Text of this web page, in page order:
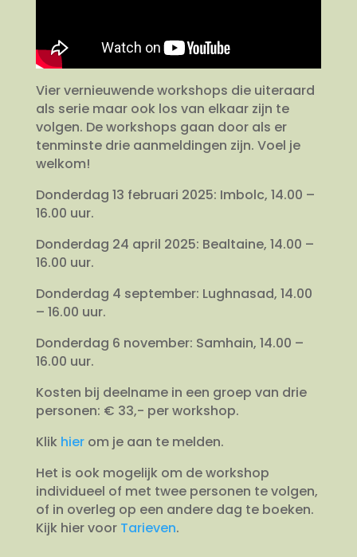
Vier vernieuwende workshops die uiteraard
als serie maar ook los van elkaar zijn te
volgen. De workshops gaan door als er
tenminste drie aanmeldingen zijn. Voel je
welkom!
Donderdag 13 februari 2025: Imbolc, 14.00 –
16.00 uur.
Donderdag 24 april 2025: Bealtaine, 14.00 –
16.00 uur.
Donderdag 4 september: Lughnasad, 14.00
– 16.00 uur.
Donderdag 6 november: Samhain, 14.00 –
16.00 uur.
Kosten bij deelname in een groep van drie
personen: € 33,- per workshop.
Klik hierom je aan te melden.
Het is ook mogelijk om de workshop
individueel of met twee personen te volgen,
of in overleg op een andere dag te boeken.
Kijk hier voor Tarieven.